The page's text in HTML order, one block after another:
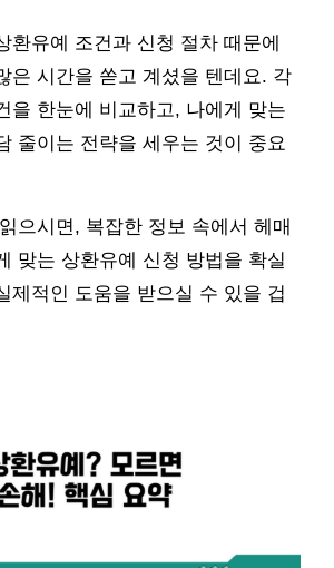
환유예 조건과 신청 절차 때문에
은 시간을 쏟고 계셨을 텐데요. 각
을 한눈에 비교하고, 나에게 맞는
줄이는 전략을 세우는 것이 중요
으시면, 복잡한 정보 속에서 헤매
맞는 상환유예 신청 방법을 확실
제적인 도움을 받으실 수 있을 겁